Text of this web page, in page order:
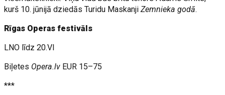
kurš 10. jūnijā dziedās Turidu MaskanjiZemnieka godā.
Rīgas Operas festivāls
LNO līdz 20.VI
Biļetes Opera.lv EUR 15–75
***